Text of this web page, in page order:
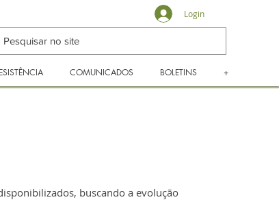
Login
COMUNICADOS BOLETINS +
buscando a evolução